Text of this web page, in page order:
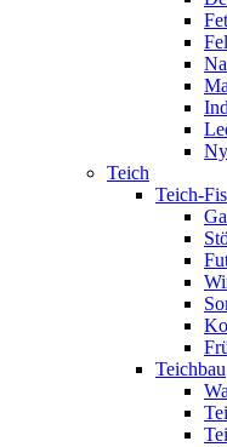
Teich
Teich-
Teichbau